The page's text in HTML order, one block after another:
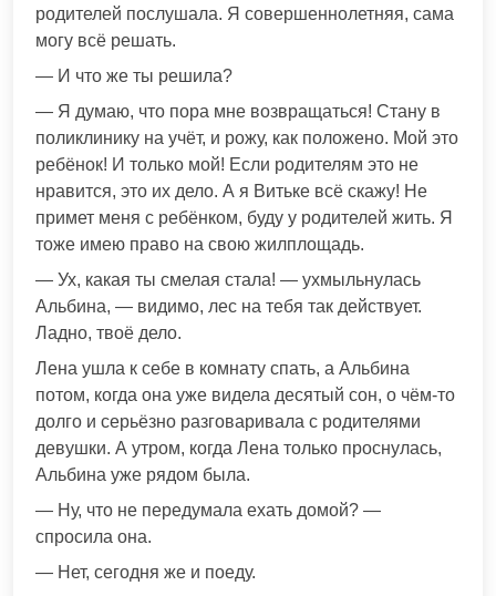
родителей послушала. Я совершеннолетняя, сама
могу всё решать.
— И что же ты решила?
— Я думаю, что пора мне возвращаться! Стану в
поликлинику на учёт, и рожу, как положено. Мой это
ребёнок! И только мой! Если родителям это не
нравится, это их дело. А я Витьке всё скажу! Не
примет меня с ребёнком, буду у родителей жить. Я
тоже имею право на свою жилплощадь.
— Ух, какая ты смелая стала! — ухмыльнулась
Альбина, — видимо, лес на тебя так действует.
Ладно, твоё дело.
Лена ушла к себе в комнату спать, а Альбина
потом, когда она уже видела десятый сон, о чём-то
долго и серьёзно разговаривала с родителями
девушки. А утром, когда Лена только проснулась,
Альбина уже рядом была.
— Ну, что не передумала ехать домой? —
спросила она.
— Нет, сегодня же и поеду.